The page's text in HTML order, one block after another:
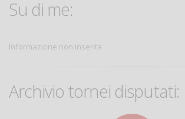
Su di me:
Informazione non inserita
Archivio tornei disputati: